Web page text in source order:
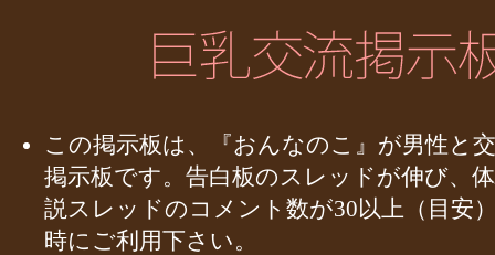
この掲示板は、『おんなのこ』が男性と
掲示板です。告白板のスレッドが伸び、
説スレッドのコメント数が30以上（目安
時にご利用下さい。